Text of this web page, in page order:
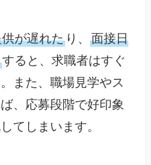
が遅れた り、面接日
すると、求職者はすぐ
また、職場見学やス
、応募段階で好印象
てしまいます。